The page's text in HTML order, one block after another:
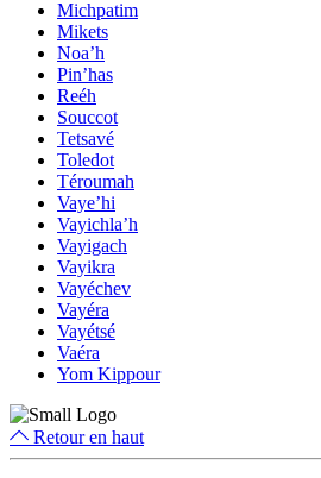
Michpatim
Mikets
Noa’h
Pin’has
Reéh
Souccot
Tetsavé
Toledot
Téroumah
Vaye’hi
Vayichla’h
Vayigach
Vayikra
Vayéchev
Vayéra
Vayétsé
Vaéra
Yom Kippour
Retour en haut